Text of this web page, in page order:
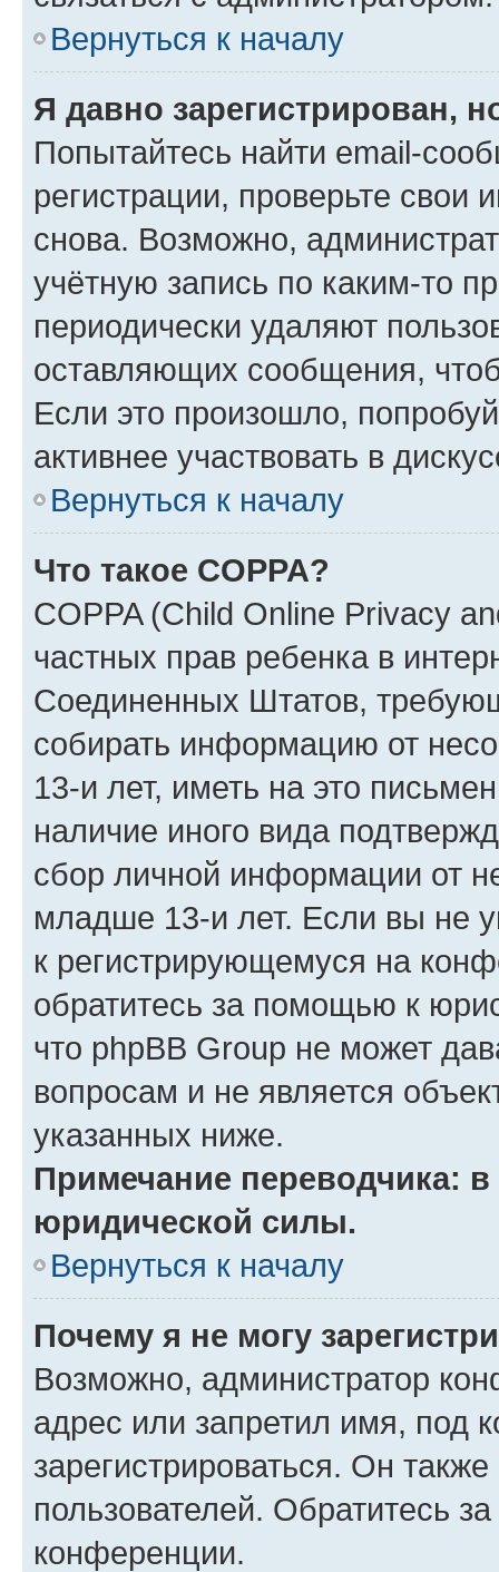
Вернуться к началу
Я давно зарегистрирован,
Попытайтесь найти email-
регистрации, проверьте свои
снова. Возможно,
учётную запись по каким-то
периодически удаляют
оставляющих сообщения,
Если это произошло,
активнее участвовать в
Вернуться к началу
Что такое COPPA?
COPPA (Child Online Privacy
частных прав ребенка в
Соединенных Штатов,
собирать информацию от
13-и лет, иметь на это
наличие иного вида
сбор личной информации от
младше 13-и лет. Если вы не
к регистрирующемуся на
обратитесь за помощью к
что phpBB Group не может
вопросам и не является
указанных ниже.
Примечание переводчика:
юридической силы.
Вернуться к началу
Почему я не могу
Возможно, администратор
адрес или запретил имя, под
зарегистрироваться. Он
пользователей. Обратитесь
конференции.